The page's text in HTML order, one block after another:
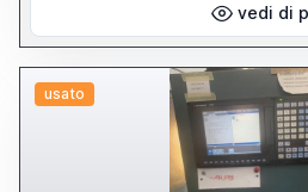
vedi di
usato